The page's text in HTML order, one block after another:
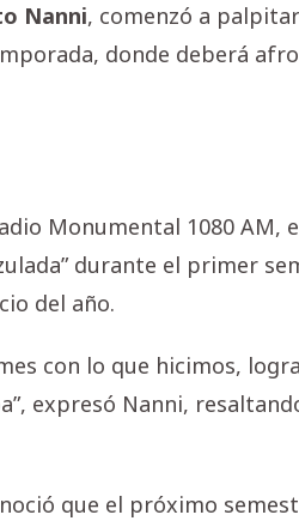
Nanni, comenzó a
donde deberá
Monumental 1080 AM,
durante el primer
del año.
con lo que hicimos,
expresó Nanni,
que el próximo